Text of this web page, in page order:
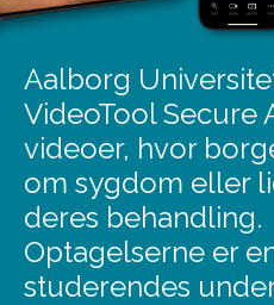
Aalborg
VideoTool Secure
videoer, hvor
om sygdom eller
deres behandling.
Optagelserne er
studerendes